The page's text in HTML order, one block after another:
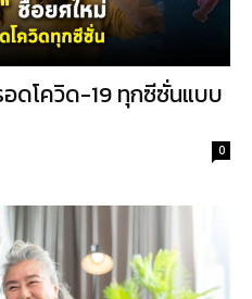
ดโควิด-19 ทุกซีซั่นแบบ
0